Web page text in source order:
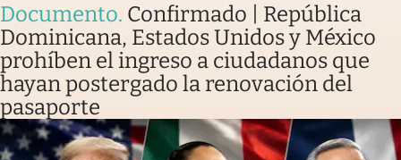
Documento. Confirmado | República
Dominicana, Estados Unidos y México
prohíben el ingreso a ciudadanos que
hayan postergado la renovación del
pasaporte